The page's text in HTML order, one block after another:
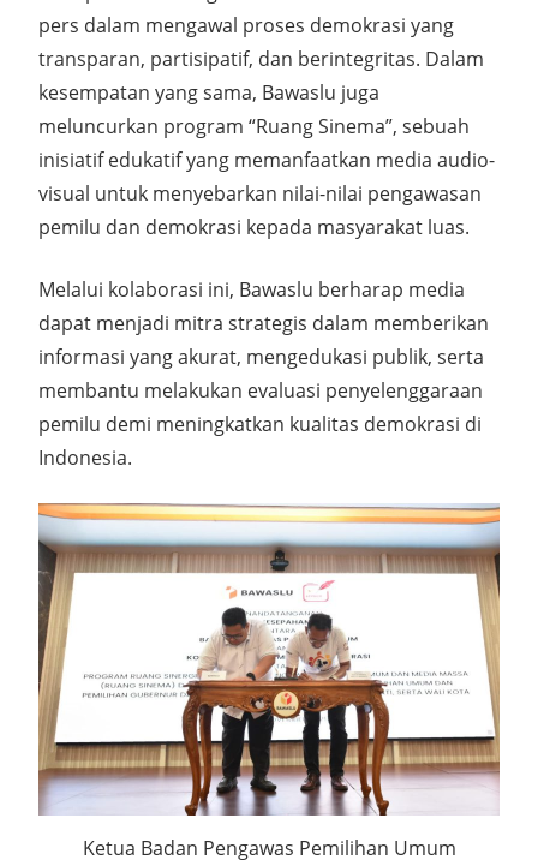
pers dalam mengawal proses demokrasi yang
transparan, partisipatif, dan berintegritas. Dalam
kesempatan yang sama, Bawaslu juga
meluncurkan program “Ruang Sinema”, sebuah
inisiatif edukatif yang memanfaatkan media audio-
visual untuk menyebarkan nilai-nilai pengawasan
pemilu dan demokrasi kepada masyarakat luas.
Melalui kolaborasi ini, Bawaslu berharap media
dapat menjadi mitra strategis dalam memberikan
informasi yang akurat, mengedukasi publik, serta
membantu melakukan evaluasi penyelenggaraan
pemilu demi meningkatkan kualitas demokrasi di
Indonesia.
Ketua Badan Pengawas Pemilihan Umum